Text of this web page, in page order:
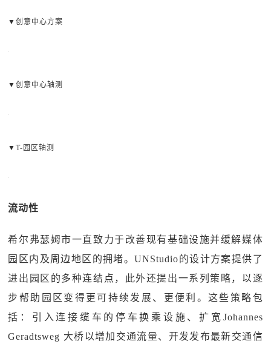
▼创意中心方案
▼创意中心轴测
▼T-园区轴测
流动性
希尔弗瑟姆市一直致力于改善现有基础设施并缓解媒体
园区内及周边地区的拥堵。UNStudio的设计方案提供了
进出园区的多种连结点，此外还提出一系列策略，以逐
步帮助园区变得更可持续发展、更便利。这些策略包
括：引入连接缆车的停车换乘设施、扩宽Johannes
Geradtsweg 大桥以增加交通流量、开发发布最新交通信